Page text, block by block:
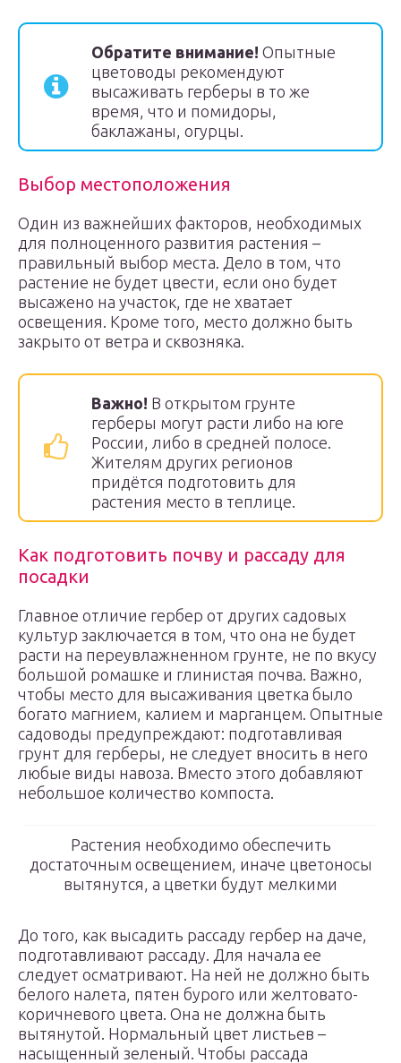
Обратите внимание! Опытные
цветоводы рекомендуют
высаживать герберы в то же
время, что и помидоры,
баклажаны, огурцы.
Выбор местоположения
Один из важнейших факторов, необходимых
для полноценного развития растения –
правильный выбор места. Дело в том, что
растение не будет цвести, если оно будет
высажено на участок, где не хватает
освещения. Кроме того, место должно быть
закрыто от ветра и сквозняка.
Важно! В открытом грунте
герберы могут расти либо на юге
России, либо в средней полосе.
Жителям других регионов
придётся подготовить для
растения место в теплице.
Как подготовить почву и рассаду для
посадки
Главное отличие гербер от других садовых
культур заключается в том, что она не будет
расти на переувлажненном грунте, не по вкусу
большой ромашке и глинистая почва. Важно,
чтобы место для высаживания цветка было
богато магнием, калием и марганцем. Опытные
садоводы предупреждают: подготавливая
грунт для герберы, не следует вносить в него
любые виды навоза. Вместо этого добавляют
небольшое количество компоста.
Растения необходимо обеспечить
достаточным освещением, иначе цветоносы
вытянутся, а цветки будут мелкими
До того, как высадить рассаду гербер на даче,
подготавливают рассаду. Для начала ее
следует осматривают. На ней не должно быть
белого налета, пятен бурого или желтовато-
коричневого цвета. Она не должна быть
вытянутой. Нормальный цвет листьев –
насыщенный зеленый. Чтобы рассада